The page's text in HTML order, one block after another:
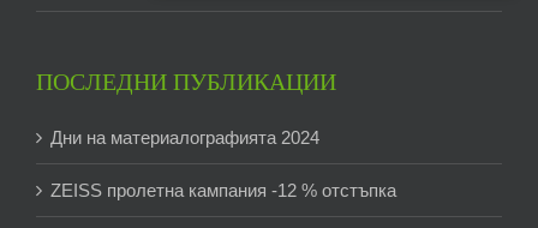
ПОСЛЕДНИ ПУБЛИКАЦИИ
Дни на материалографията 2024
ZEISS пролетна кампания -12 % отстъпка